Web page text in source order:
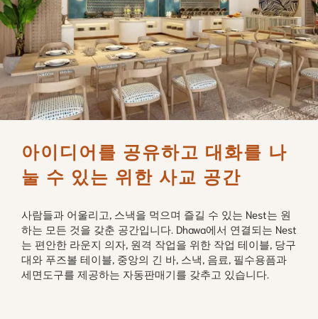
아이디어를 공유하고 대화를 나
눌 수 있는 위한 사교 공간
사람들과 어울리고, 스낵을 먹으며 즐길 수 있는 Nest는 원
하는 모든 것을 갖춘 공간입니다. Dhawa에서 연결되는 Nest
는 편안한 라운지 의자, 원격 작업을 위한 작업 테이블, 당구
대와 푸즈볼 테이블, 중앙의 긴 바, 스낵, 음료, 필수용픔과
세면도구를 제공하는 자동판매기를 갖추고 있습니다.